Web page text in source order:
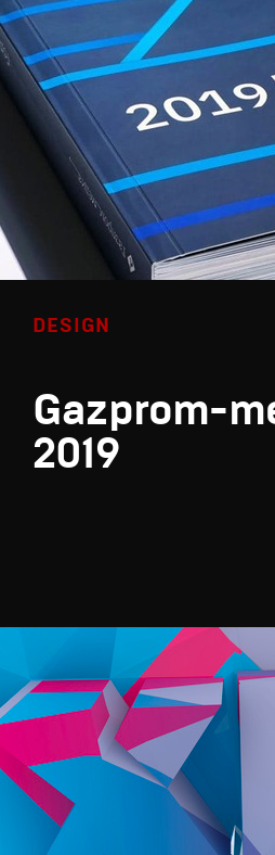
DESIGN
Gazprom-
2019